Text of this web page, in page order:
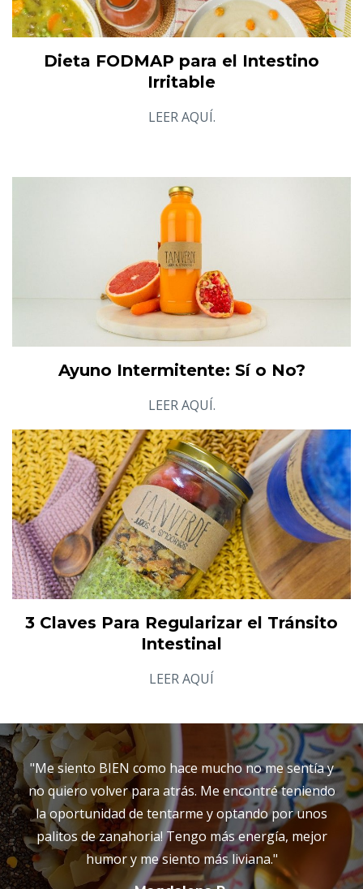
Dieta FODMAP para el Intestino
Irritable
LEER AQUÍ.
Ayuno Intermitente: Sí o No?
LEER AQUÍ.
3 Claves Para Regularizar el Tránsito
Intestinal
LEER AQUÍ
"Me siento BIEN como hace mucho no me sentía y
no quiero volver para atrás. Me encontré teniendo
la oportunidad de tentarme y optando por unos
palitos de zanahoria! Tengo más energía, mejor
humor y me siento más liviana."